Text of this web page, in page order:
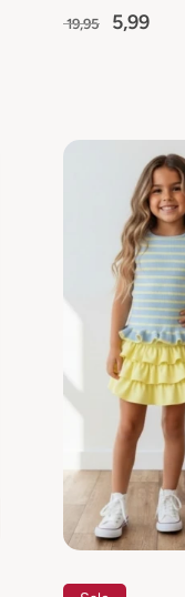
19,95 5,99